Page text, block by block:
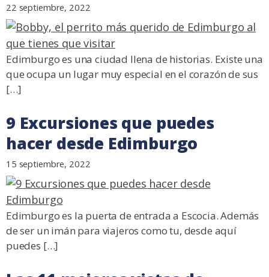
22 septiembre, 2022
Edimburgo es una ciudad llena de historias. Existe una
que ocupa un lugar muy especial en el corazón de sus
[…]
9 Excursiones que puedes
hacer desde Edimburgo
15 septiembre, 2022
Edimburgo es la puerta de entrada a Escocia. Además
de ser un imán para viajeros como tu, desde aquí
puedes […]